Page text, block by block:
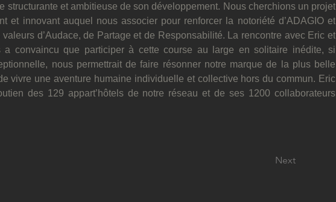
structurante et ambitieuse de son développement. Nous cherchions un projet
et innovant auquel nous associer pour renforcer la notoriété d’ADAGIO et
d’Audace, de Partage et de Responsabilité. La rencontre avec Eric et
a convaincu que participer à cette course au large en solitaire inédite, si
nous permettrait de faire résonner notre marque de la plus belle
vivre une aventure humaine individuelle et collective hors du commun. Eric
des 129 appart’hôtels de notre réseau et de ses 1200 collaborateurs
Next